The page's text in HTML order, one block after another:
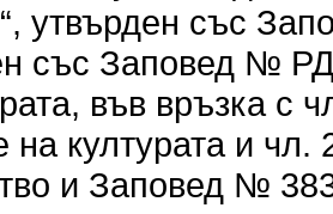
утвърден със
със Заповед №
във връзка с
на културата и чл.
и Заповед №